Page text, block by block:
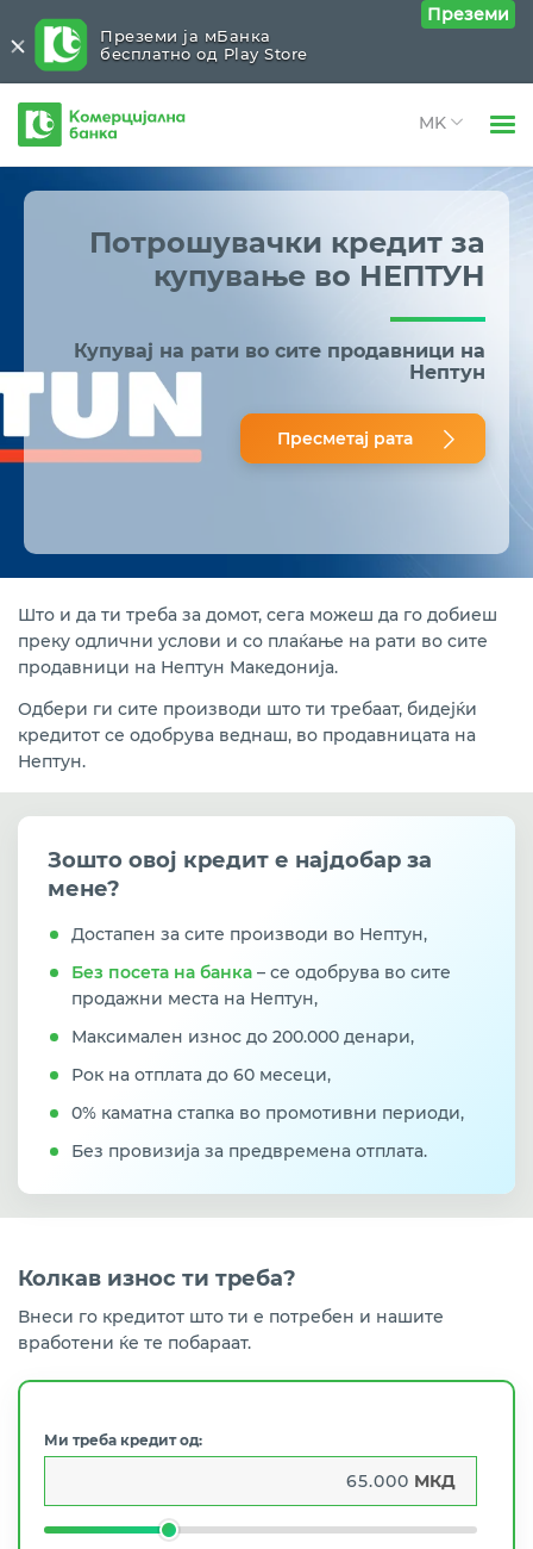
Open
Физички лица
Правни лица
Open
Блог
Close submenu (Потрошувачки )
Онлајн потрошувачки кредит
Потрошувачки кредит до 2.600.000 денари
Потрошувачки кредит за пензионери
СМАРТ кредит преку картичка
Хипотекарен кредит
Комерцијална
банка
Потрошувачки кредит за
купување во НЕПТУН
Купувај на рати во сите продавници на
Нептун
Пресметај рата
Што и да ти треба за домот, сега можеш да го добиеш
преку одлични услови и со плаќање на рати во сите
продавници на Нептун Македонија.
Одбери ги сите производи што ти требаат, бидејќи
кредитот се одобрува веднаш, во продавницата на
Нептун.
Зошто овој кредит е најдобар за
мене?
Достапен за сите производи во Нептун,
Без посета на банка – се одобрува во сите
продажни места на Нептун,
Максимален износ до 200.000 денари,
Рок на отплата до 60 месеци,
0% каматна стапка во промотивни периоди,
Без провизија за предвремена отплата.
Колкав износ ти треба?
Внеси го кредитот што ти е потребен и нашите
вработени ќе те побараат.
Ми треба кредит од:
МКД
Преземи ја мБанка
бесплатно од Play Store
Преземи